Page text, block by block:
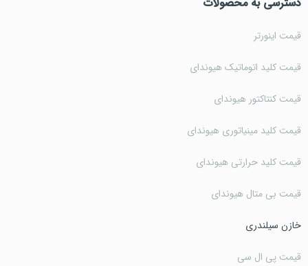
قیمت اینورتر
قیمت کلید اتوماتیک هیوندای
قیمت کنتاکتور هیوندای
قیمت کلید مینیاتوری هیوندای
قیمت کلید حرارتی هیوندای
قیمت بی متال هیوندای
خازن سیلندری
قیمت پی ال سی